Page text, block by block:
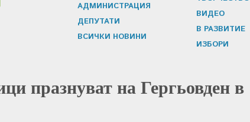
АДМИНИСТРАЦИЯ
ДЕПУТАТИ
ВСИЧКИ НОВИНИ
ВИДЕО
В РАЗВИТИЕ
ИЗБОРИ
празнуват на Гергьовден в